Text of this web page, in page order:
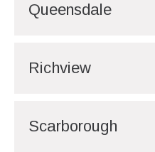
Queensdale
Richview
Scarborough